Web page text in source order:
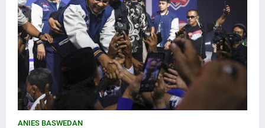
ANIES BASWEDAN